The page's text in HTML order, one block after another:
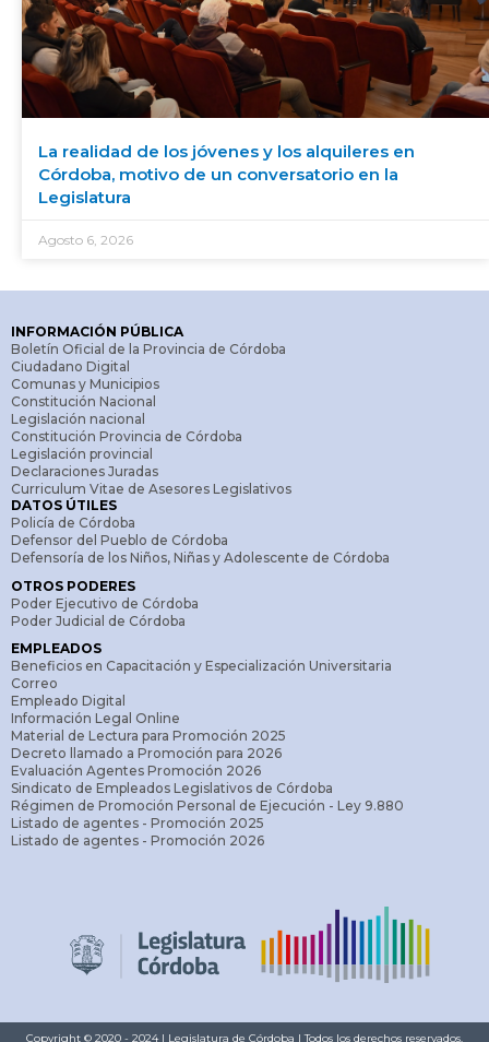
La realidad de los jóvenes y los alquileres en
Córdoba, motivo de un conversatorio en la
Legislatura
Agosto 6, 2026
INFORMACIÓN PÚBLICA
Boletín Oficial de la Provincia de Córdoba
Ciudadano Digital
Comunas y Municipios
Constitución Nacional
Legislación nacional
Constitución Provincia de Córdoba
Legislación provincial
Declaraciones Juradas
Curriculum Vitae de Asesores Legislativos
DATOS ÚTILES
Policía de Córdoba
Defensor del Pueblo de Córdoba
Defensoría de los Niños, Niñas y Adolescente de Córdoba
OTROS PODERES
Poder Ejecutivo de Córdoba
Poder Judicial de Córdoba
EMPLEADOS
Beneficios en Capacitación y Especialización Universitaria
Correo
Empleado Digital
Información Legal Online
Material de Lectura para Promoción 2025
Decreto llamado a Promoción para 2026
Evaluación Agentes Promoción 2026
Sindicato de Empleados Legislativos de Córdoba
Régimen de Promoción Personal de Ejecución - Ley 9.880
Listado de agentes - Promoción 2025
Listado de agentes - Promoción 2026
Copyright © 2020 - 2024 | Legislatura de Córdoba | Todos los derechos reservados.